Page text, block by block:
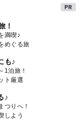
！
満喫♪
めぐる旅
も♪
1泊旅！
ト厳選
♪
つりへ！
しよう